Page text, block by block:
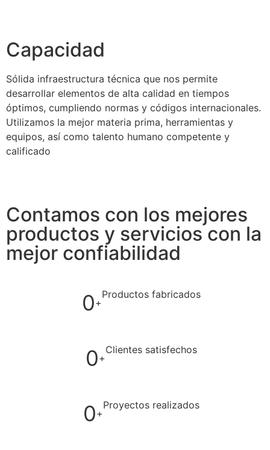
Capacidad
Sólida infraestructura técnica que nos permite
desarrollar elementos de alta calidad en tiempos
óptimos, cumpliendo normas y códigos internacionales.
Utilizamos la mejor materia prima, herramientas y
equipos, así como talento humano competente y
calificado
Contamos con los mejores
productos y servicios con la
mejor confiabilidad
0+
Productos fabricados
0+
Clientes satisfechos
0+
Proyectos realizados